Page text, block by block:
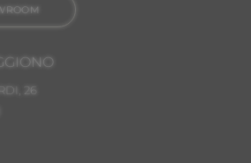
26